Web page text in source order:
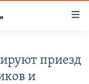
приезд
и